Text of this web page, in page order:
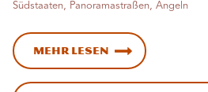
Südstaaten, Panoramastraßen, Angeln
Mehr lesen